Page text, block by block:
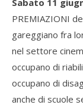
PREMIAZIONI
gareggiano fra
nel settore
occupano di
occupano di
anche di scuole